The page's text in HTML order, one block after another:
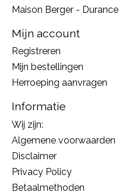
Maison Berger - Durance
Mijn account
Registreren
Mijn bestellingen
Herroeping aanvragen
Informatie
Wij zijn:
Algemene voorwaarden
Disclaimer
Privacy Policy
Betaalmethoden